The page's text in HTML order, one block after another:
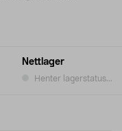
Nettlager
Henter lagerstatus...